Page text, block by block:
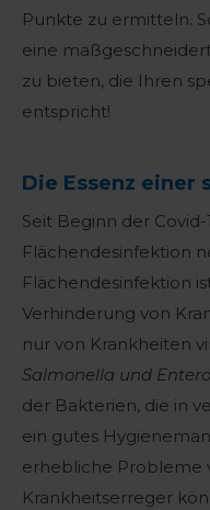
Punkte zu ermitteln.
eine
zu bieten, die Ihren
entspricht!
Die Essenz einer
Seit Beginn der
Flächendesinfektion
Flächendesinfektion
Verhinderung von
nur von Krankheiten
Salmonella und
der Bakterien, die in
ein gutes
erhebliche Probleme
Krankheitserreger